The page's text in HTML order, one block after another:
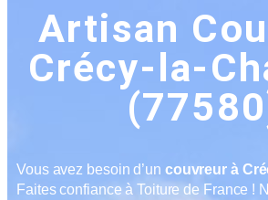
Artisan
Crécy-la-
Vous avez besoin d’un couvreur à
Faites confiance à Toiture de France !